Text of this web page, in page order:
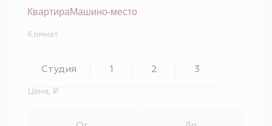
КвартираМашино-место
Комнат
Студия 1 2 3
Цена, ₽